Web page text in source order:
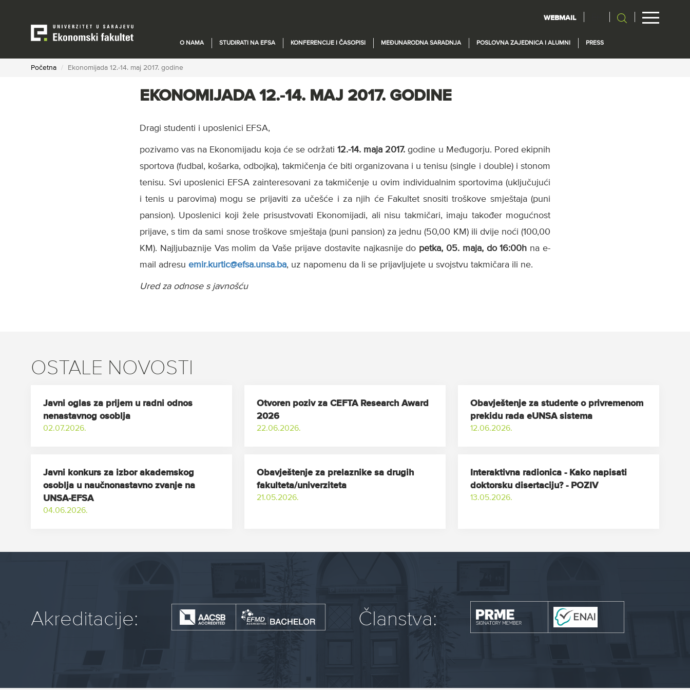
WEBMAIL
O NAMA STUDIRATI NA EFSA KONFERENCIJE I ČASOPISI MEĐUNARODNA SARADNJA POSLOVNA ZAJEDNICA I ALUMNI PRESS
Početna Ekonomijada 12.-14. maj 2017. godine
EKONOMIJADA 12.-14. MAJ 2017. GODINE
Dragi studenti i uposlenici EFSA,
pozivamo vas na Ekonomijadu koja će se održati12.-14. maja 2017. godine u Međugorju. Pored ekipnih
sportova (fudbal, košarka, odbojka), takmičenja će biti organizovana i u tenisu (single i double) i stonom
tenisu. Svi uposlenici EFSA zainteresovani za takmičenje u ovim individualnim sportovima (uključujući
i tenis u parovima) mogu se prijaviti za učešće i za njih će Fakultet snositi troškove smještaja (puni
pansion). Uposlenici koji žele prisustvovati Ekonomijadi, ali nisu takmičari, imaju također mogućnost
prijave, s tim da sami snose troškove smještaja (puni pansion) za jednu (50,00 KM) ili dvije noći (100,00
KM). Najljubaznije Vas molim da Vaše prijave dostavite najkasnije do petka, 05. maja, do 16:00h na e-
mail adresu emir.kurtic@efsa.unsa.ba, uz napomenu da li se prijavljujete u svojstvu takmičara ili ne.
Ured za odnose s javnošću
OSTALE NOVOSTI
Javni oglas za prijem u radni odnos
nenastavnog osoblja
02.07.2026.
Otvoren poziv za CEFTA Research Award
2026
22.06.2026.
Obavještenje za studente o privremenom
prekidu rada eUNSA sistema
12.06.2026.
Javni konkurs za izbor akademskog
osoblja u naučnonastavno zvanje na
UNSA-EFSA
04.06.2026.
Obavještenje za prelaznike sa drugih
fakulteta/univerziteta
21.05.2026.
Interaktivna radionica - Kako napisati
doktorsku disertaciju? - POZIV
13.05.2026.
Akreditacije: Članstva: